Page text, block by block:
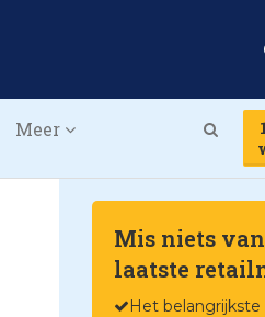
Meer
Mis niets
laatste
Het belangrijkste